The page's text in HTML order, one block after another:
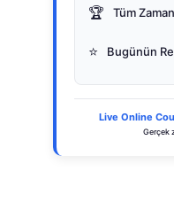
🏆 Tüm
⭐ Bugünün
Live Online
Gerçek